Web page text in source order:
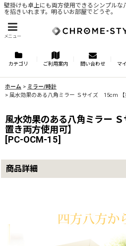
壁掛けも卓上にも両方使用できるシンプル
を招きいれます。明るいお部屋でどうぞ。
メニュー
カテゴリ ご利用案内 問い合わせ マ
ホーム > ミラー/時計
> 風水効果のある八角ミラー Ｓサイズ 15cm 【
風水効果のある八角ミラー
置き両方使用可】
[PC-OCM-15]
商品詳細